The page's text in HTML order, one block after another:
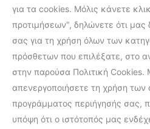
για τα cookies. Μόλις κάνετε
προτιμήσεων", δηλώνετε ότι μας
σας για τη χρήση όλων των
πρόσθετων που επιλέξατε, στο
στην παρούσα Πολιτική Cookies.
απενεργοποιήσετε τη χρήση
προγράμματος περιήγησής σας,
υπόψη ότι ο ιστότοπός μας